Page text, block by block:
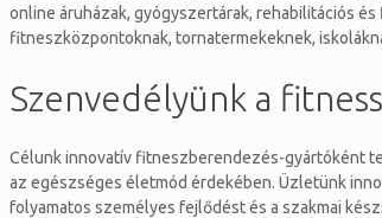
online áruházak, gyógyszertárak, rehabilitációs
fitneszközpontoknak, tornatermekeknek,
Szenvedélyünk a fitness
Célunk innovatív fitneszberendezés-gyártóként
az egészséges életmód érdekében. Üzletünk
folyamatos személyes fejlődést és a szakmai